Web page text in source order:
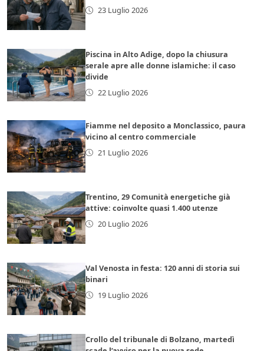
23 Luglio 2026
Piscina in Alto Adige, dopo la chiusura
serale apre alle donne islamiche: il caso
divide
22 Luglio 2026
Fiamme nel deposito a Monclassico, paura
vicino al centro commerciale
21 Luglio 2026
Trentino, 29 Comunità energetiche già
attive: coinvolte quasi 1.400 utenze
20 Luglio 2026
Val Venosta in festa: 120 anni di storia sui
binari
19 Luglio 2026
Crollo del tribunale di Bolzano, martedì